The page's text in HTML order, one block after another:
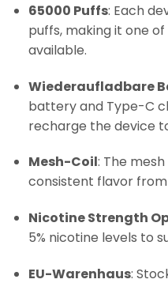
65000 Puffs: Each
puffs, making it one
available.
Wiederaufladbare
battery and Type-C
recharge the device
Mesh-Coil: The
consistent flavor
Nicotine Strength
5% nicotine levels to
EU-Warenhaus: